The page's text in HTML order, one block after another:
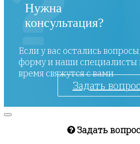
Нужна
консультация?
Если у вас остались
форму и наши
время свяжутся с вами
Задать вопрос
Задать вопрос